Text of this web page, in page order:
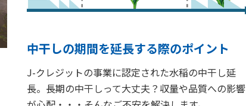
中干しの期間を延長する際のポイント
J-クレジットの事業に認定された水稲の中干し延
長。長期の中干しって大丈夫？収量や品質への影響